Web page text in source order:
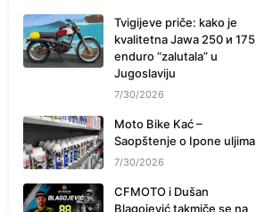
Tvigijeve priče: kako je
kvalitetna Jawa 250 и 175
enduro “zalutala” u
Jugoslaviju
7/30/2026
Moto Bike Kać –
Saopštenje o Ipone uljima
7/30/2026
CFMOTO i Dušan
Blagojević takmiče se na